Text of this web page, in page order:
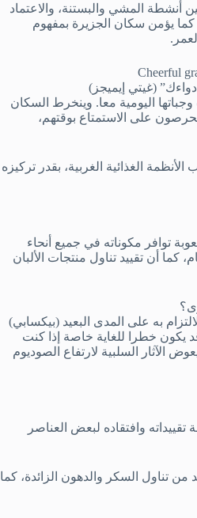
أنشطة المشي والبستنة، والاعتماد
كما يؤمن سكان الجزيرة بمفهوم
(غيتي إيميجز)
اليومية معا. وينخرط السكان
على الاستمتاع بوقتهم،
الغذائية الغربية، بقدر تركيزه
توافر مكوناته في جميع أنحاء
كما أن تقييد تناول منتجات الألبان
به على المدى البعيد (بيكسابي)
يكون خطرا للغاية خاصة إذا كنت
الآثار السلبية لارتفاع الصوديوم
وافتقاده لبعض العناصر
تناول السكر والدهون الزائدة، كما